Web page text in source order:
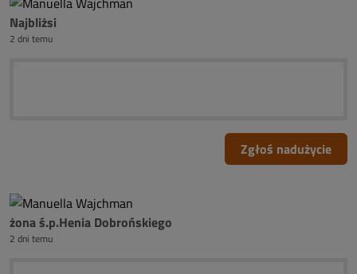
Najbliżsi
2 dni temu
Zgłoś nadużycie
żona ś.p.Henia Dobrońskiego
2 dni temu